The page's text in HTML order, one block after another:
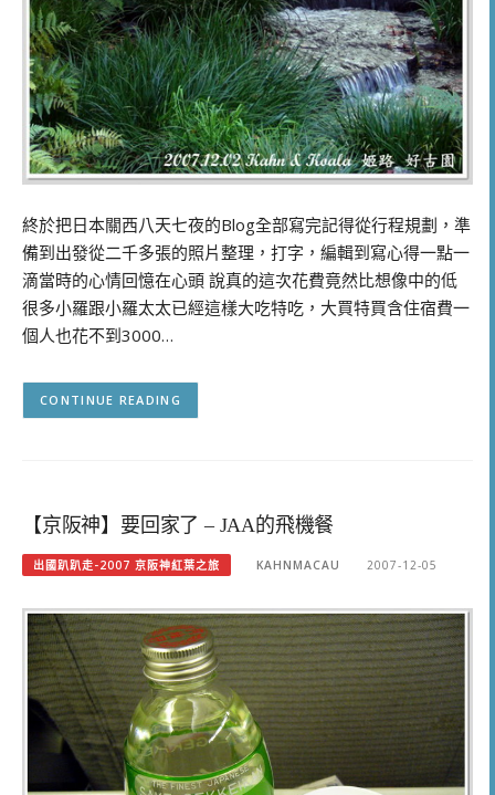
終於把日本關西八天七夜的Blog全部寫完記得從行程規劃，準
備到出發從二千多張的照片整理，打字，編輯到寫心得一點一
滴當時的心情回憶在心頭 說真的這次花費竟然比想像中的低
很多小羅跟小羅太太已經這樣大吃特吃，大買特買含住宿費一
個人也花不到3000…
CONTINUE READING
【京阪神】要回家了 – JAA的飛機餐
出國趴趴走-2007 京阪神紅葉之旅 KAHNMACAU 2007-12-05